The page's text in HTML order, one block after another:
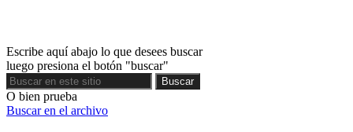
Escribe aquí abajo lo que desees buscar
luego presiona el botón "buscar"
Buscar
Buscar
O bien prueba
Buscar en el archivo